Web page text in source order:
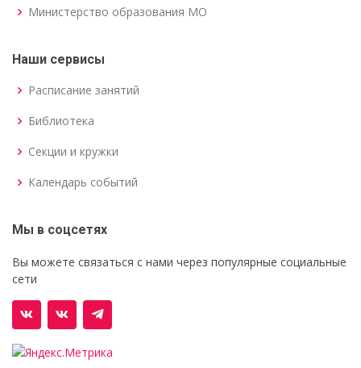
Министерство образования МО
Наши сервисы
Расписание занятий
Библиотека
Секции и кружки
Календарь событий
Мы в соцсетях
Вы можете связаться с нами через популярные социальные
сети